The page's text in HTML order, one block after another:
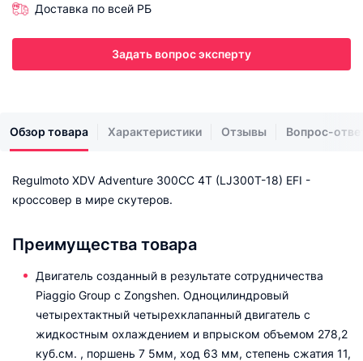
Доставка по всей РБ
Задать вопрос эксперту
Обзор товара Характеристики Отзывы Вопрос-
Regulmoto XDV Adventure 300CC 4T (LJ300T-18) EFI -
кроссовер в мире скутеров.
Преимущества товара
Двигатель созданный в результате сотрудничества
Piaggio Group с Zongshen. Одноцилиндровый
четырехтактный четырехклапанный двигатель с
жидкостным охлаждением и впрыском объемом 278,2
куб.см. , поршень 7 5мм, ход 63 мм, степень сжатия 11,